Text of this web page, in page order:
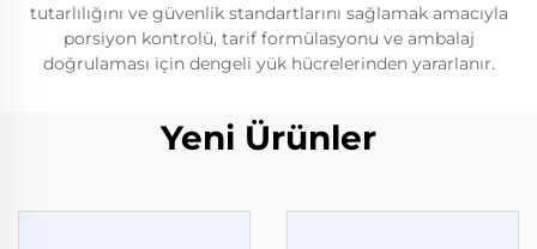
tutarlılığını ve güvenlik standartlarını sağlamak amacıyla
porsiyon kontrolü, tarif formülasyonu ve ambalaj
doğrulaması için dengeli yük hücrelerinden yararlanır.
Yeni Ürünler